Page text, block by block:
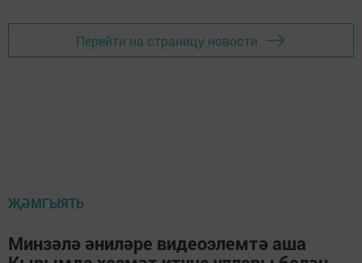
Перейти на страницу новости
ҖӘМГЫЯТЬ
Минзәлә әниләре видеоэлемтә аша